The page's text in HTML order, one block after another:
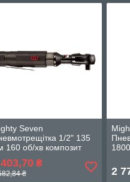
Seven
1/2" 135
160 об/хв композит
₴
₴ 2